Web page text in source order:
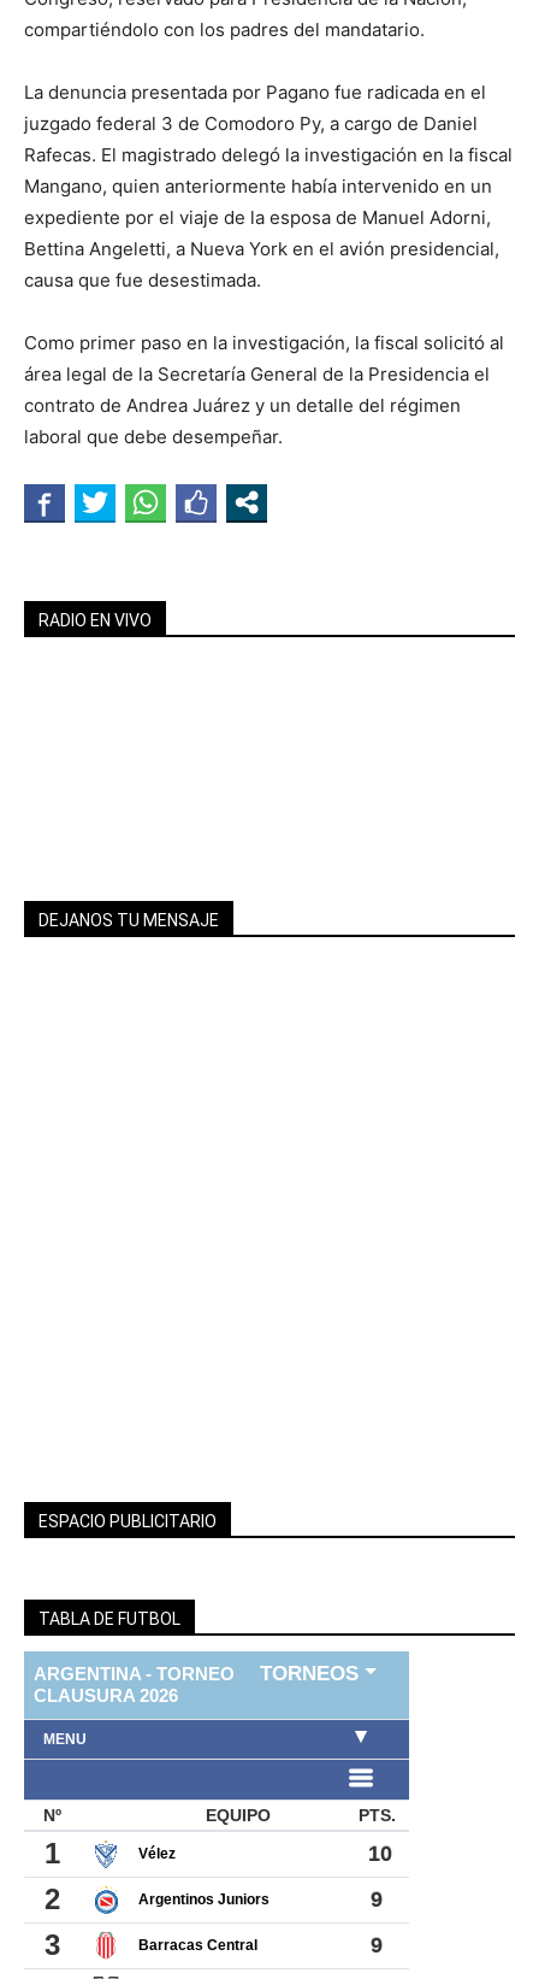
compartiéndolo con los padres del mandatario.
La denuncia presentada por Pagano fue radicada en el
juzgado federal 3 de Comodoro Py, a cargo de Daniel
Rafecas. El magistrado delegó la investigación en la fiscal
Mangano, quien anteriormente había intervenido en un
expediente por el viaje de la esposa de Manuel Adorni,
Bettina Angeletti, a Nueva York en el avión presidencial,
causa que fue desestimada.
Como primer paso en la investigación, la fiscal solicitó al
área legal de la Secretaría General de la Presidencia el
contrato de Andrea Juárez y un detalle del régimen
laboral que debe desempeñar.
RADIO EN VIVO
DEJANOS TU MENSAJE
ESPACIO PUBLICITARIO
TABLA DE FUTBOL